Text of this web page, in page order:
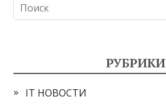
РУБРИКИ
IT НОВОСТИ